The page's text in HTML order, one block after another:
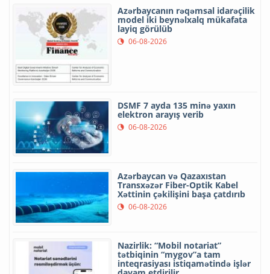
Azərbaycanın rəqəmsal idarəçilik
model iki beynəlxalq mükafata
layiq görülüb
06-08-2026
DSMF 7 ayda 135 minə yaxın
elektron arayış verib
06-08-2026
Azərbaycan və Qazaxıstan
Transxəzər Fiber-Optik Kabel
Xəttinin çəkilişini başa çatdırıb
06-08-2026
Nazirlik: “Mobil notariat”
tətbiqinin “mygov”a tam
inteqrasiyası istiqamətində işlər